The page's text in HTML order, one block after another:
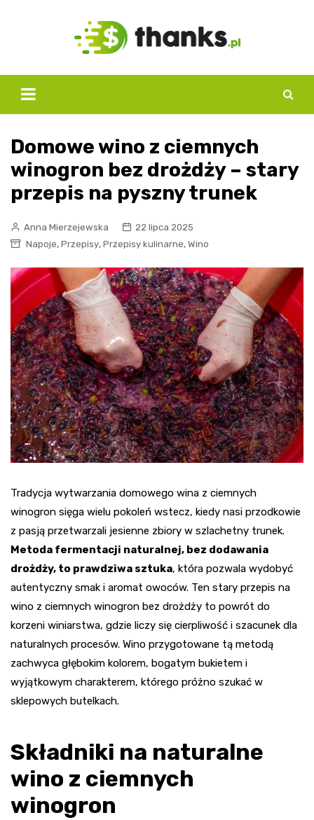
Domowe wino z ciemnych
winogron bez drożdży – stary
przepis na pyszny trunek
Anna Mierzejewska
22 lipca 2025
Napoje, Przepisy, Przepisy kulinarne, Wino
Tradycja wytwarzania domowego wina z ciemnych
winogron sięga wielu pokoleń wstecz, kiedy nasi przodkowie
z pasją przetwarzali jesienne zbiory w szlachetny trunek.
Metoda fermentacji naturalnej, bez dodawania
drożdży, to prawdziwa sztuka, która pozwala wydobyć
autentyczny smak i aromat owoców. Ten stary przepis na
wino z ciemnych winogron bez drożdży to powrót do
korzeni winiarstwa, gdzie liczy się cierpliwość i szacunek dla
naturalnych procesów. Wino przygotowane tą metodą
zachwyca głębokim kolorem, bogatym bukietem i
wyjątkowym charakterem, którego próżno szukać w
sklepowych butelkach.
Składniki na naturalne
wino z ciemnych
winogron